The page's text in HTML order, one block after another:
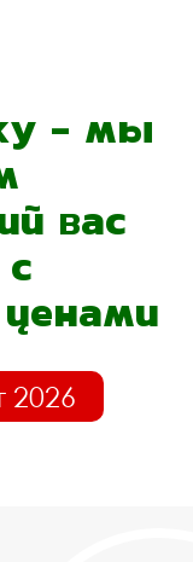
- мы
вас
2026